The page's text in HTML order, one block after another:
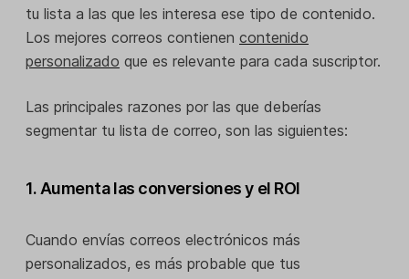
tu lista a las que les interesa ese tipo de contenido.
Los mejores correos contienen contenido
personalizado que es relevante para cada suscriptor.
Las principales razones por las que deberías
segmentar tu lista de correo, son las siguientes:
1. Aumenta las conversiones y el ROI
Cuando envías correos electrónicos más
personalizados, es más probable que tus